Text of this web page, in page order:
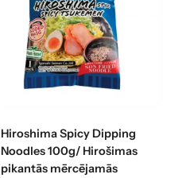
Hiroshima Spicy Dipping
Noodles 100g/ Hirošimas
pikantās mērcējamās